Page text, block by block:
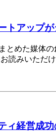
トアップ
とめた媒体
読みいただけ
ィ経営成功